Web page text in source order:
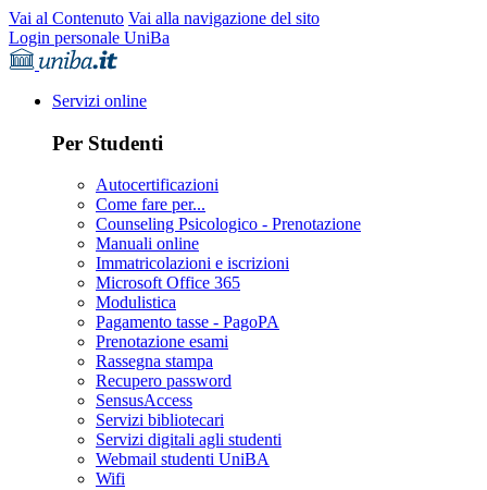
Vai al Contenuto Vai alla navigazione del sito
Login personale UniBa
Servizi online
Per Studenti
Autocertificazioni
Come fare per...
Counseling Psicologico - Prenotazione
Manuali online
Immatricolazioni e iscrizioni
Microsoft Office 365
Modulistica
Pagamento tasse - PagoPA
Prenotazione esami
Rassegna stampa
Recupero password
SensusAccess
Servizi bibliotecari
Servizi digitali agli studenti
Webmail studenti UniBA
Wifi